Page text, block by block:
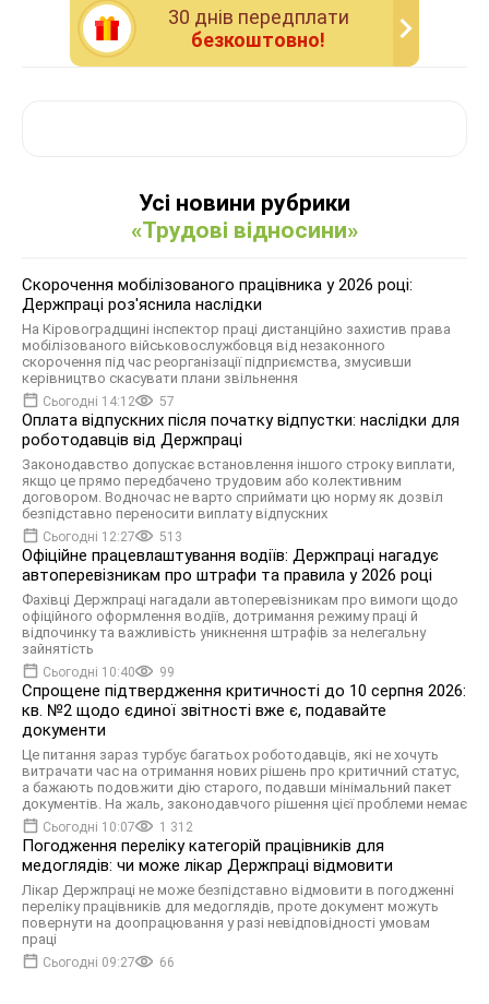
30 днiв передплати
безкоштовно!
Усі новини рубрики
«Трудові відносини»
Скорочення мобілізованого працівника у 2026 році:
Держпраці роз'яснила наслідки
На Кіровоградщині інспектор праці дистанційно захистив права
мобілізованого військовослужбовця від незаконного
скорочення під час реорганізації підприємства, змусивши
керівництво скасувати плани звільнення
Сьогодні 14:12 57
Оплата відпускних після початку відпустки: наслідки для
роботодавців від Держпраці
Законодавство допускає встановлення іншого строку виплати,
якщо це прямо передбачено трудовим або колективним
договором. Водночас не варто сприймати цю норму як дозвіл
безпідставно переносити виплату відпускних
Сьогодні 12:27 513
Офіційне працевлаштування водіїв: Держпраці нагадує
автоперевізникам про штрафи та правила у 2026 році
Фахівці Держпраці нагадали автоперевізникам про вимоги щодо
офіційного оформлення водіїв, дотримання режиму праці й
відпочинку та важливість уникнення штрафів за нелегальну
зайнятість
Сьогодні 10:40 99
Спрощене підтвердження критичності до 10 серпня 2026:
кв. №2 щодо єдиної звітності вже є, подавайте
документи
Це питання зараз турбує багатьох роботодавців, які не хочуть
витрачати час на отримання нових рішень про критичний статус,
а бажають подовжити дію старого, подавши мінімальний пакет
документів. На жаль, законодавчого рішення цієї проблеми немає
Сьогодні 10:07 1 312
Погодження переліку категорій працівників для
медоглядів: чи може лікар Держпраці відмовити
Лікар Держпраці не може безпідставно відмовити в погодженні
переліку працівників для медоглядів, проте документ можуть
повернути на доопрацювання у разі невідповідності умовам
праці
Сьогодні 09:27 66